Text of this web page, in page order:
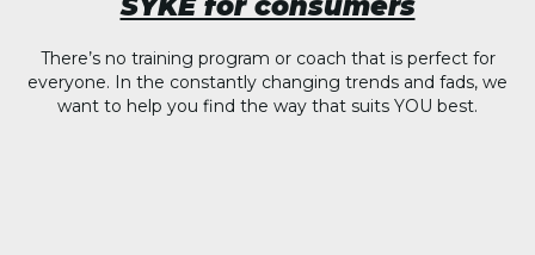
There’s no training program or coach that is perfect for
everyone. In the constantly changing trends and fads, we
want to help you find the way that suits YOU best.